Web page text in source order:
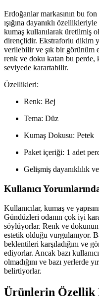
Erdoğanlar markasının bu
ışığına dayanıklı
kumaş kullanılarak üretilmiş
dirençlidir. Ekstraforlu dikim
verilebilir ve şık bir görünüm
renk ve doku katan bu perde,
seviyede karartabilir.
Özellikleri:
Renk: Bej
Tema: Düz
Kumaş Dokusu: Petek
Paket içeriği: 1 adet
Gelişmiş dayanıklılık
Kullanıcı
Kullanıcılar, kumaş ve
Gündüzleri odanın çok iyi
söylüyorlar. Renk ve
estetik olduğu vurgulanıyor.
beklentileri karşıladığını ve
ediyorlar. Ancak bazı
olmadığını ve bazı yerlerde
belirtiyorlar.
Ürünlerin Özellik